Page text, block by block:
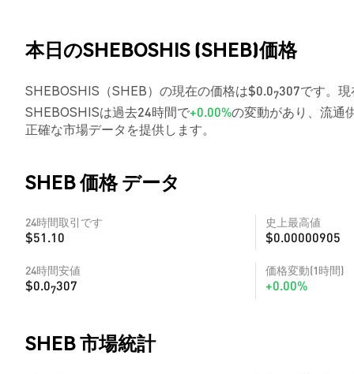
本日のSHEBOSHIS (SHEB)価格
SHEBOSHIS（SHEB）の現在の価格は$0.07307です。現
SHEBOSHISは過去24時間で+0.00%の変動があり、流通
正確な市場データを提供します。
SHEB 価格 データ
24時間取引です
$51.10
史上最高値
$0.00000905
24時間安値
$0.07307
価格変動(1時間)
+0.00%
SHEB 市場統計